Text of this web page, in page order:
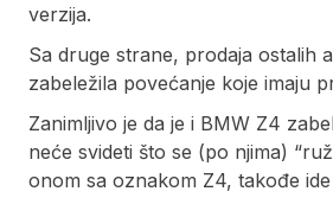
verzija.
Sa druge strane, prodaja ostalih
zabeležila povećanje koje imaju
Zanimljivo je da je i BMW Z4
neće svideti što se (po njima)
onom sa oznakom Z4, takođe